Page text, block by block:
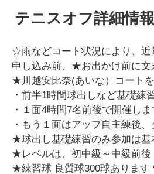
テニスオフ詳細情報
☆雨などコート状況により、近
申し込み前、★お出かけ前に文
★川越安比奈(あいな）コート
・前半1時間球出しなど基礎練
・１面4時間7名前後で開催し
・もう１面はアップ自主練後
★球出し基礎練習のみ参加は基
★レベルは、初中級～中級前後
★練習球 良質球300球あります